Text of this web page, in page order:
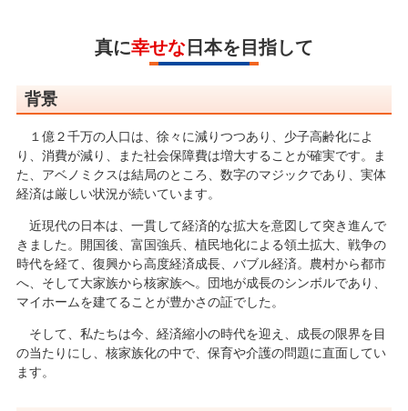
真に幸せな 日本を目指して
背景
１億２千万の人口は、徐々に減りつつあり、少子高齢化によ
り、消費が減り、また社会保障費は増大することが確実です。ま
た、アベノミクスは結局のところ、数字のマジックであり、実体
経済は厳しい状況が続いています。
近現代の日本は、一貫して経済的な拡大を意図して突き進んで
きました。開国後、富国強兵、植民地化による領土拡大、戦争の
時代を経て、復興から高度経済成長、バブル経済。農村から都市
へ、そして大家族から核家族へ。団地が成長のシンボルであり、
マイホームを建てることが豊かさの証でした。
そして、私たちは今、経済縮小の時代を迎え、成長の限界を目
の当たりにし、核家族化の中で、保育や介護の問題に直面してい
ます。